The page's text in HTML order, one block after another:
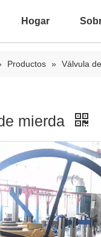
Hogar
Productos » Válvula
mierda